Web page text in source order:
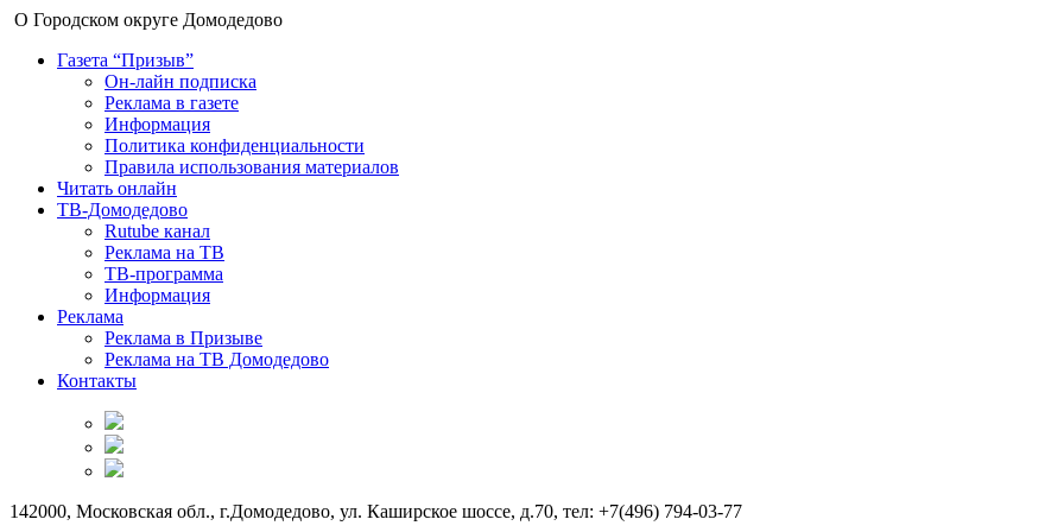
О Городском округе Домодедово
Газета “Призыв”
Он-лайн подписка
Реклама в газете
Информация
Политика конфиденциальности
Правила использования материалов
Читать онлайн
ТВ-Домодедово
Rutube канал
Реклама на ТВ
ТВ-программа
Информация
Реклама
Реклама в Призыве
Реклама на ТВ Домодедово
Контакты
142000, Московская обл., г.Домодедово, ул. Каширское шоссе, д.70, тел: +7(496) 794-03-77